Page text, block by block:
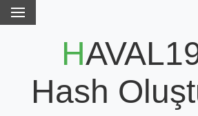
HAVAL192,3
Hash